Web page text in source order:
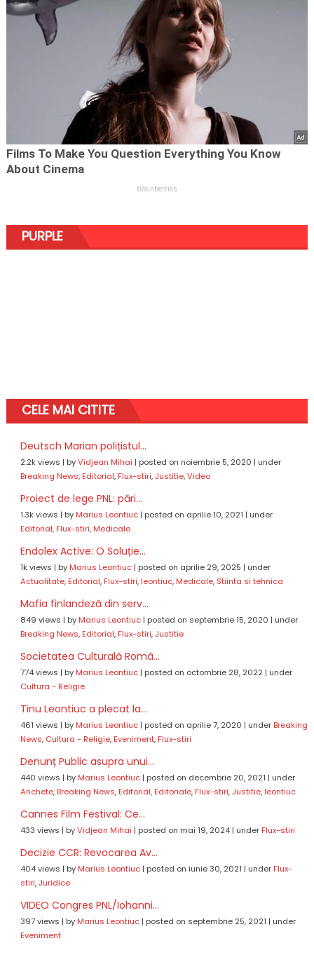
PURPLE
CELE MAI CITITE
Deutsch Marian polițistul...
2.2k views | byVidjean Mihai | posted on noiembrie 5, 2020 | under
Breaking News, Editorial, Flux-stiri,Justitie,Video
Proiect de lege PNL: pări...
1.3k views | by Marius Leontiuc| posted on aprilie 10, 2021 | under
Editorial, Flux-stiri, Medicale
Endolex Active: O Soluție...
1k views | by Marius Leontiuc| posted on aprilie 29, 2025 | under
Actualitate, Editorial, Flux-stiri, leontiuc, Medicale, Stiinta si tehnica
Mafia finlandeză din serv...
849 views | by Marius Leontiuc| posted on septembrie 15, 2020 | under
Breaking News, Editorial, Flux-stiri,Justitie
Societatea Culturală Româ...
774 views | by Marius Leontiuc| posted on octombrie 28, 2022| under
Cultura - Religie
Tinu Leontiuc a plecat la...
461 views | by Marius Leontiuc| posted on aprilie 7, 2020 | under Breaking
News, Cultura - Religie, Eveniment, Flux-stiri
Denunț Public asupra unui...
440 views | by Marius Leontiuc| posted on decembrie 20, 2021 | under
Anchete, Breaking News, Editorial, Editoriale, Flux-stiri,Justitie, leontiuc
Cannes Film Festival: Ce...
433 views | byVidjean Mihai | posted on mai 19, 2024| under Flux-stiri
Decizie CCR: Revocarea Av...
404 views | by Marius Leontiuc| posted on iunie 30, 2021 | under Flux-
stiri,Juridice
VIDEO Congres PNL/Iohanni...
397 views | by Marius Leontiuc| posted on septembrie 25, 2021 | under
Eveniment